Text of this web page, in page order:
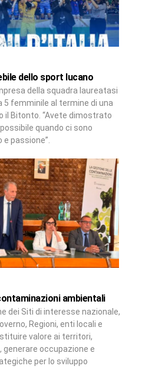
dello sport lucano
della squadra laureatasi
5 femminile al termine di una
il Bitonto. “Avete dimostrato
quando ci sono
passione”.
ambientali
dei Siti di interesse nazionale,
Regioni, enti locali e
valore ai territori,
occupazione e
per lo sviluppo